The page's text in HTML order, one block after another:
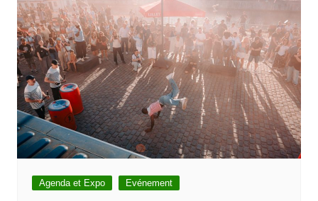
g
a
t
i
o
n
d
e
Agenda et Expo Evénement